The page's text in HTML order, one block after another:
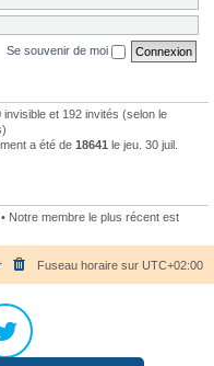
Se souvenir de moi
et 192 invités (selon le
a été de 18641 le jeu. 30 juil.
Notre membre le plus récent est
Fuseau horaire sur UTC+02:00